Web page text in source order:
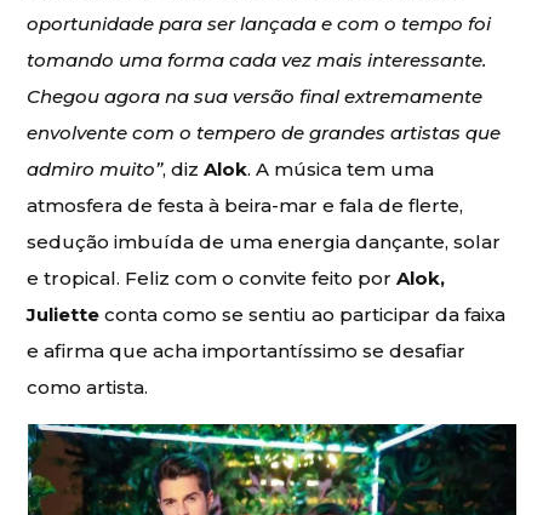
oportunidade para ser lançada e com o tempo foi
tomando uma forma cada vez mais interessante.
Chegou agora na sua versão final extremamente
envolvente com o tempero de grandes artistas que
admiro muito”, dizAlok. A música tem uma
atmosfera de festa à beira-mar e fala de flerte,
sedução imbuída de uma energia dançante, solar
e tropical. Feliz com o convite feito porAlok,
Juliette conta como se sentiu ao participar da faixa
e afirma que acha importantíssimo se desafiar
como artista.